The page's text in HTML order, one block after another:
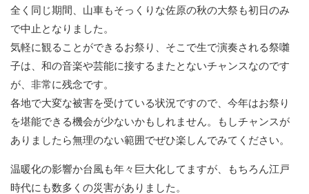
全く同じ期間、山車もそっくりな佐原の秋の大祭も初日のみ
で中止となりました。
気軽に観ることができるお祭り、そこで生で演奏される祭囃
子は、和の音楽や芸能に接するまたとないチャンスなのです
が、非常に残念です。
各地で大変な被害を受けている状況ですので、今年はお祭り
を堪能できる機会が少ないかもしれません。もしチャンスが
ありましたら無理のない範囲でぜひ楽しんでみてください。
温暖化の影響か台風も年々巨大化してますが、もちろん江戸
時代にも数多くの災害がありました。